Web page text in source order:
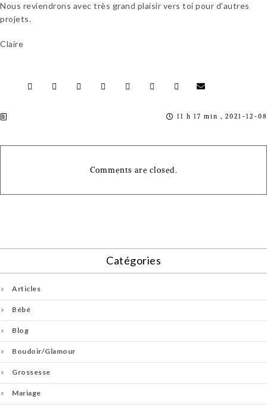
Nous reviendrons avec très grand plaisir vers toi pour d’autres
projets.
Claire
11 h 17 min , 2021-12-08
Comments are closed.
Catégories
Articles
Bébé
Blog
Boudoir/Glamour
Grossesse
Mariage